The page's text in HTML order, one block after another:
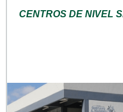
CENTROS DE NIVEL